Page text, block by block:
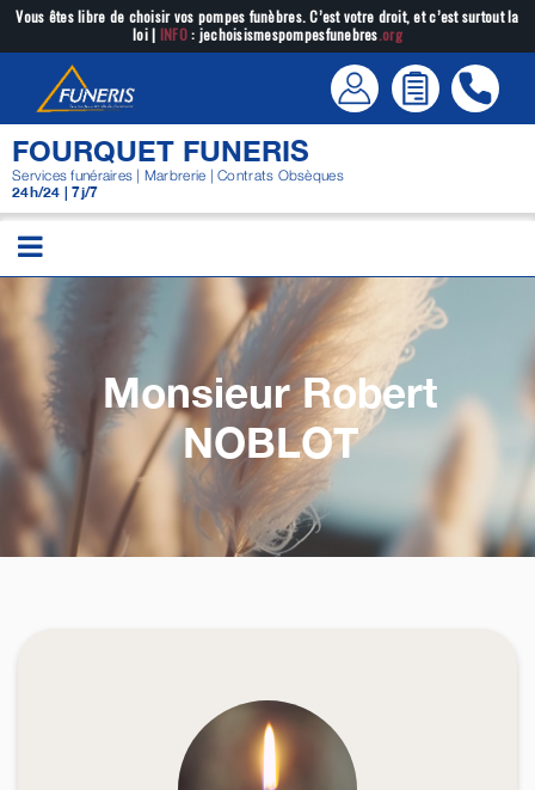
Passer
contenu
Vous êtes libre de choisir vos pompes funèbres. C’est votre droit, et c’est surtout la
loi | INFO: jechoisismespompesfunebres.org
FOURQUET FUNERIS
Services funéraires | Marbrerie | Contrats Obsèques
24h/24 | 7j/7
Monsieur Robert
NOBLOT